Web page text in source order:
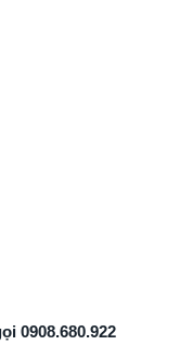
0908.680.922